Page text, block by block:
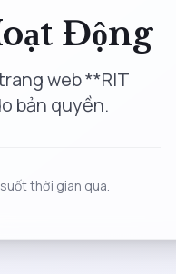
Động
web **RIT
bản quyền.
thời gian qua.